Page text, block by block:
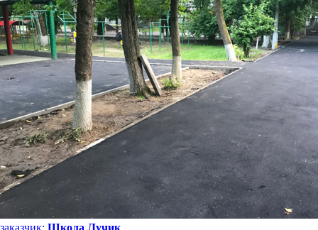
заказчик: Школа Лучик